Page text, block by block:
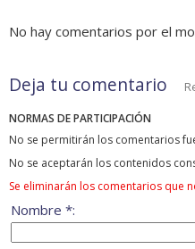
No hay comentarios por el
Deja tu comentario
NORMAS DE PARTICIPACIÓN
No se permitirán los comentarios
No se aceptarán los contenidos
Se eliminarán los comentarios que
Nombre *: